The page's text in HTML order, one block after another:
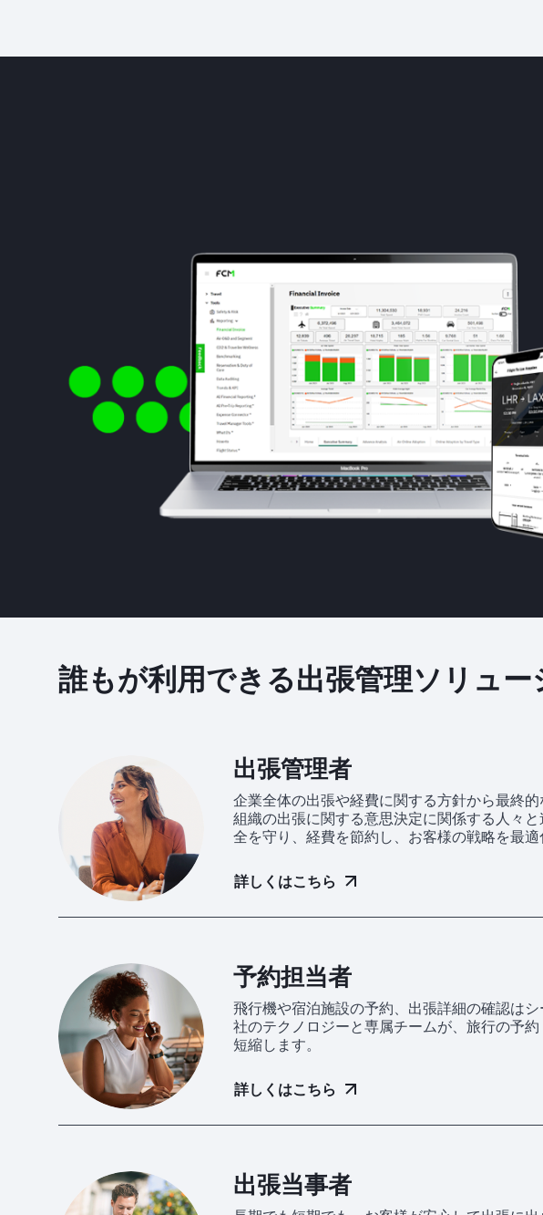
誰もが利用できる出張管理ソリュー
出張管理者
企業全体の出張や経費に関する方針から最終
組織の出張に関する意思決定に関係する人々
全を守り、経費を節約し、お客様の戦略を最適
詳しくはこちら
予約担当者
飛行機や宿泊施設の予約、出張詳細の確認は
社のテクノロジーと専属チームが、旅行の予
短縮します。
詳しくはこちら
出張当事者